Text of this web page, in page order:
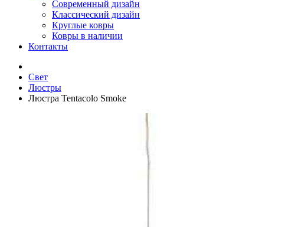
Современный дизайн
Классический дизайн
Круглые ковры
Ковры в наличии
Контакты
Свет
Люстры
Люстра Tentacolo Smoke